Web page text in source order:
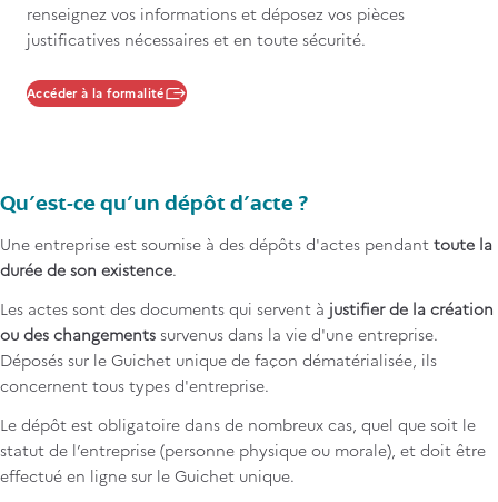
renseignez vos informations et déposez vos pièces
justificatives nécessaires et en toute sécurité.
Accéder à la formalité
Qu’est-ce qu’un dépôt d’acte ?
Une entreprise est soumise à des dépôts d'actes pendant toute la
durée de son existence.
Les actes sont des documents qui servent à justifier de la création
ou des changements survenus dans la vie d'une entreprise.
Déposés sur le Guichet unique de façon dématérialisée, ils
concernent tous types d'entreprise.
Le dépôt est obligatoire dans de nombreux cas, quel que soit le
statut de l’entreprise (personne physique ou morale), et doit être
effectué en ligne sur le Guichet unique.